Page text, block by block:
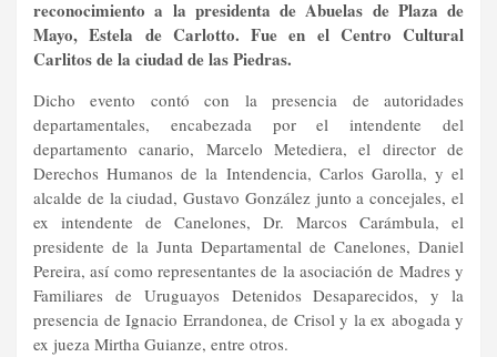
reconocimiento a la presidenta de Abuelas de Plaza de
Mayo, Estela de Carlotto. Fue en el Centro Cultural
Carlitos de la ciudad de las Piedras.
Dicho evento contó con la presencia de autoridades
departamentales, encabezada por el intendente del
departamento canario, Marcelo Metediera, el director de
Derechos Humanos de la Intendencia, Carlos Garolla, y el
alcalde de la ciudad, Gustavo González junto a concejales, el
ex intendente de Canelones, Dr. Marcos Carámbula, el
presidente de la Junta Departamental de Canelones, Daniel
Pereira, así como representantes de la asociación de Madres y
Familiares de Uruguayos Detenidos Desaparecidos, y la
presencia de Ignacio Errandonea, de Crisol y la ex abogada y
ex jueza Mirtha Guianze, entre otros.